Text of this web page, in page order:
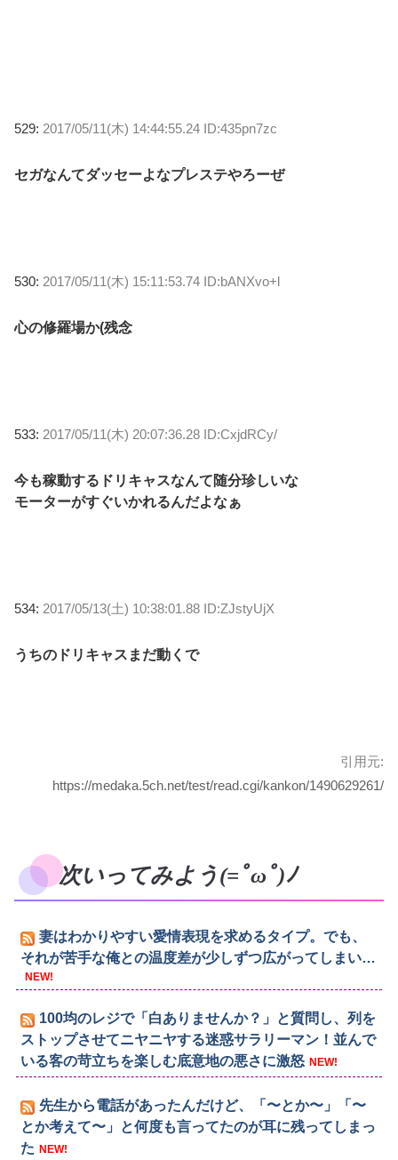
529: 2017/05/11(木) 14:44:55.24 ID:435pn7zc
セガなんてダッセーよなプレステやろーぜ
530: 2017/05/11(木) 15:11:53.74 ID:bANXvo+l
心の修羅場か(残念
533: 2017/05/11(木) 20:07:36.28 ID:CxjdRCy/
今も稼動するドリキャスなんて随分珍しいな
モーターがすぐいかれるんだよなぁ
534: 2017/05/13(土) 10:38:01.88 ID:ZJstyUjX
うちのドリキャスまだ動くで
引用元:
https://medaka.5ch.net/test/read.cgi/kankon/1490629261/
次いってみよう(=ﾟωﾟ)ﾉ
妻はわかりやすい愛情表現を求めるタイプ。でも、
それが苦手な俺との温度差が少しずつ広がってしまい…
NEW!
100均のレジで「白ありませんか？」と質問し、列を
ストップさせてニヤニヤする迷惑サラリーマン！並んで
いる客の苛立ちを楽しむ底意地の悪さに激怒 NEW!
先生から電話があったんだけど、「〜とか〜」「〜
とか考えて〜」と何度も言ってたのが耳に残ってしまっ
た NEW!